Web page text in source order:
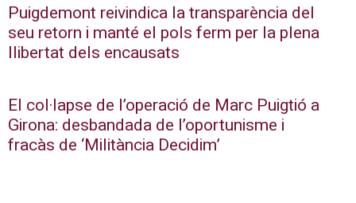
Puigdemont reivindica la transparència del
seu retorn i manté el pols ferm per la plena
llibertat dels encausats
El col·lapse de l’operació de Marc Puigtió a
Girona: desbandada de l’oportunisme i
fracàs de ‘Militància Decidim’